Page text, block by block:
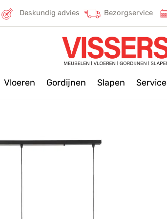
Deskundig advies Bezorgservice
Vloeren Gordijnen Slapen Service